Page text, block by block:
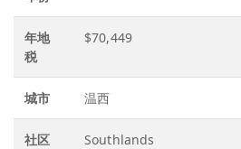
年地
税
$70,449
城市 温西
社区 Southlands